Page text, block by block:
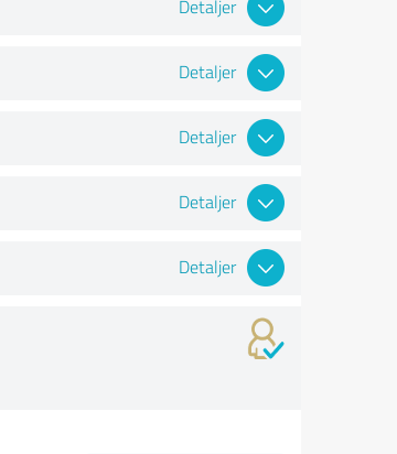
Detaljer
Detaljer
Detaljer
Detaljer
Detaljer